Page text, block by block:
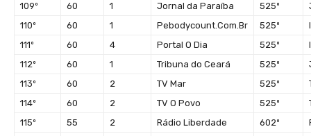
109º
60 1 Jornal da Paraíba 525º
110º
60 1 Pebodycount.Com.Br 525º
111º
60 4 Portal O Dia 525º
112º
60 1 Tribuna do Ceará 525º
113º
60 2 TV Mar 525º
114º
60 2 TV O Povo 525º
115º
55 2 Rádio Liberdade 602º